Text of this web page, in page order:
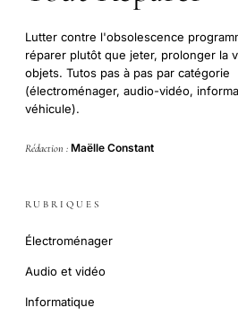
Lutter contre l'obsolescence
réparer plutôt que jeter, prolonger la
objets. Tutos pas à pas par catégorie
(électroménager, audio-vidéo,
véhicule).
Rédaction : Maëlle Constant
RUBRIQUES
Électroménager
Audio et vidéo
Informatique